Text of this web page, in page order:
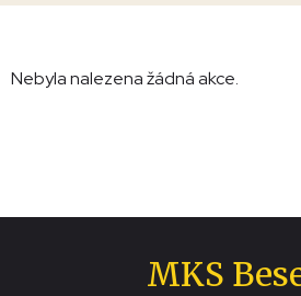
Nebyla nalezena žádná akce.
MKS